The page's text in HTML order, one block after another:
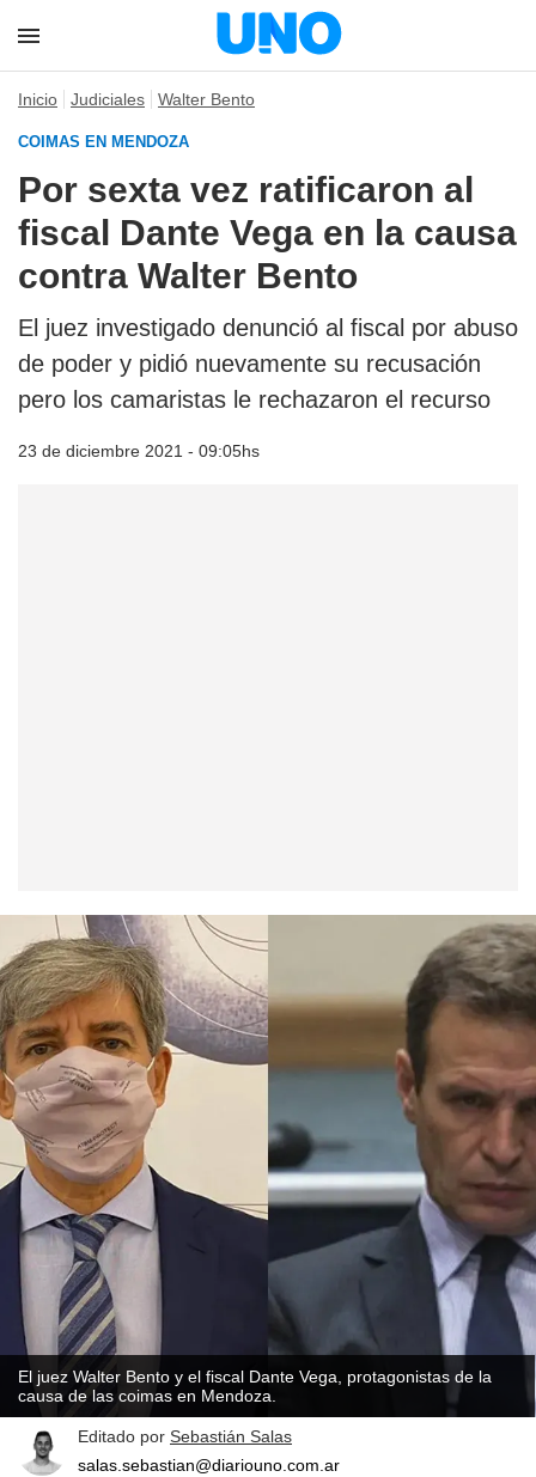
Inicio Judiciales Walter Bento
COIMAS EN MENDOZA
Por sexta vez ratificaron al
fiscal Dante Vega en la causa
contra Walter Bento
El juez investigado denunció al fiscal por abuso
de poder y pidió nuevamente su recusación
pero los camaristas le rechazaron el recurso
23 de diciembre 2021 - 09:05hs
El juez Walter Bento y el fiscal Dante Vega, protagonistas de la
causa de las coimas en Mendoza.
Editado por Sebastián Salas
salas.sebastian@diariouno.com.ar